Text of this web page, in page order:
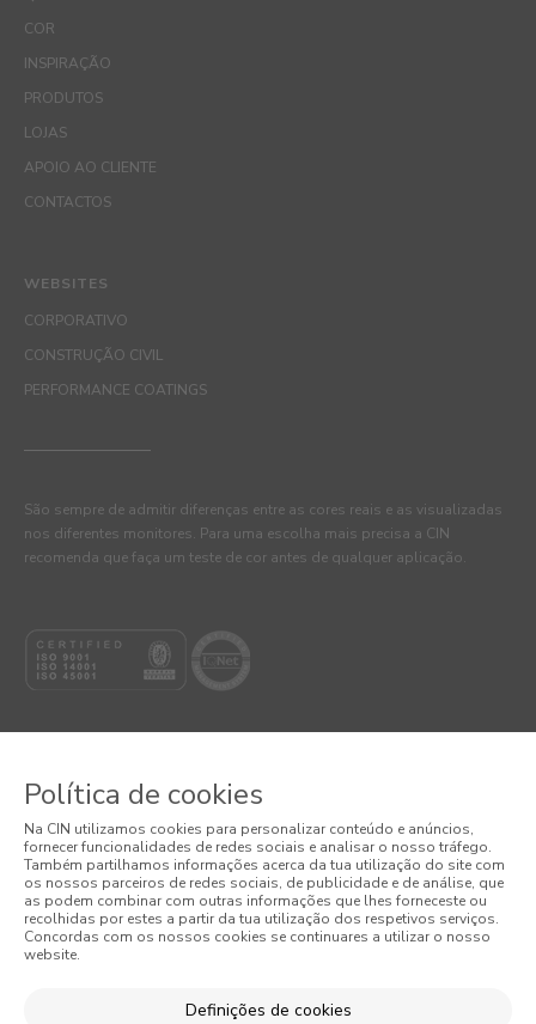
COR
INSPIRAÇÃO
PRODUTOS
LOJAS
APOIO AO CLIENTE
CONTACTOS
WEBSITES
CORPORATIVO
CONSTRUÇÃO CIVIL
PERFORMANCE COATINGS
São sempre de admitir diferenças entre as cores reais e as visualizadas
nos diferentes monitores. Para uma escolha mais precisa a CIN
recomenda que faça um teste de cor antes de qualquer aplicação.
Termos e Condições
Política de Privacidade
Política de Cookies
Condições Gerais de Venda
Política de cookies
Na CIN utilizamos cookies para personalizar conteúdo e anúncios,
fornecer funcionalidades de redes sociais e analisar o nosso tráfego.
Também partilhamos informações acerca da tua utilização do site com
os nossos parceiros de redes sociais, de publicidade e de análise, que
as podem combinar com outras informações que lhes forneceste ou
recolhidas por estes a partir da tua utilização dos respetivos serviços.
Concordas com os nossos cookies se continuares a utilizar o nosso
website.
Definições de cookies